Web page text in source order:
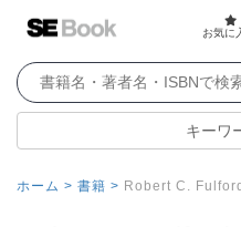
お気に
キーワ
ホーム > 書籍 > Robert C. Fulford